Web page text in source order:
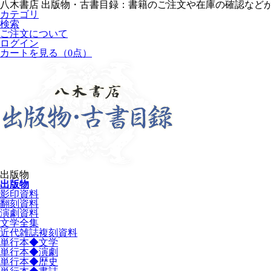
八木書店 出版物・古書目録：書籍のご注文や在庫の確認など
カテゴリ
検索
ご注文について
ログイン
カートを見る
（0点）
出版物
出版物
影印資料
翻刻資料
演劇資料
文学全集
近代雑誌複刻資料
単行本◆文学
単行本◆演劇
単行本◆歴史